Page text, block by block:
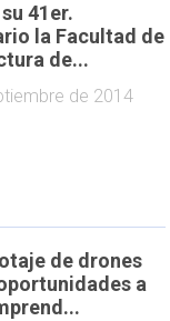
41er.
la Facultad de
de...
de 2014
de drones
a